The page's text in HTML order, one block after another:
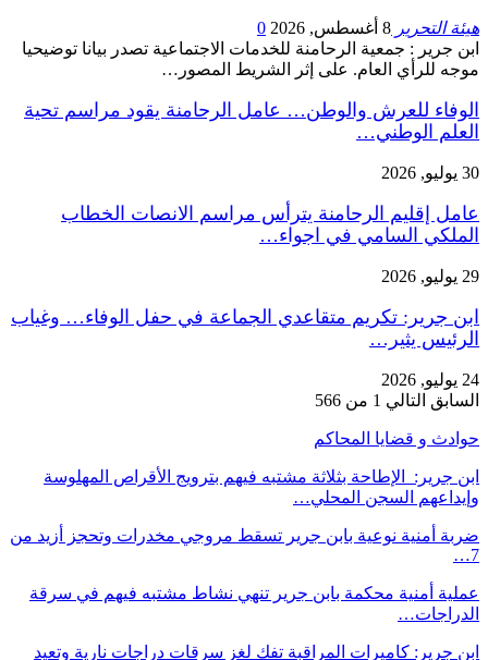
هيئة التحرير 8 أغسطس, 2026
0
ابن جرير : جمعية الرحامنة للخدمات الاجتماعية تصدر بيانا توضيحيا
موجه للرأي العام. على إثر الشريط المصور…
الوفاء للعرش والوطن… عامل الرحامنة يقود مراسم تحية
العلم الوطني…
30 يوليو, 2026
عامل إقليم الرحامنة يترأس مراسم الانصات الخطاب
الملكي السامي في اجواء…
29 يوليو, 2026
ابن جرير: تكريم متقاعدي الجماعة في حفل الوفاء… وغياب
الرئيس يثير…
24 يوليو, 2026
السابق التالي 1 من 566
حوادث و قضايا المحاكم
ابن جرير: الإطاحة بثلاثة مشتبه فيهم بترويج الأقراص المهلوسة
وإيداعهم السجن المحلي…
ضربة أمنية نوعية بابن جرير تسقط مروجي مخدرات وتحجز أزيد من
7…
عملية أمنية محكمة بابن جرير تنهي نشاط مشتبه فيهم في سرقة
الدراجات…
ابن جرير: كاميرات المراقبة تفك لغز سرقات دراجات نارية وتعيد